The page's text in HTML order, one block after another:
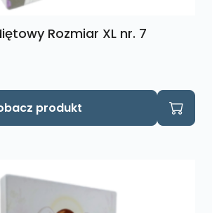
Rozmiar XL nr. 7
produkt